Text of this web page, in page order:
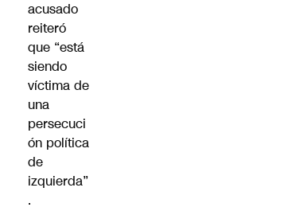
acusado
reiteró
que “está
siendo
víctima de
una
persecuci
ón política
de
izquierda”
.